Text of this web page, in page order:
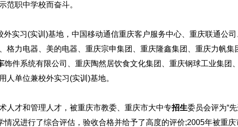
范职中学校而奋斗。
习(实训)基地，中国移动通信重庆客户服务中心、重庆联通公司
格力电器、美的电器、重庆宗申集团、重庆隆鑫集团、重庆力帆集
饰件系统有限公司、重庆陶然居饮食文化集团、重庆钢球工业集团
人单位兼校外实习(实训)基地。
才和管理人才，被重庆市教委、重庆市大中专招生委员会评为“
况进行了综合评估，验收合格并给予了高度的评价;2005年被重庆